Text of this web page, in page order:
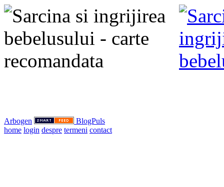
Arbogen
BlogPuls
home login despre termeni contact